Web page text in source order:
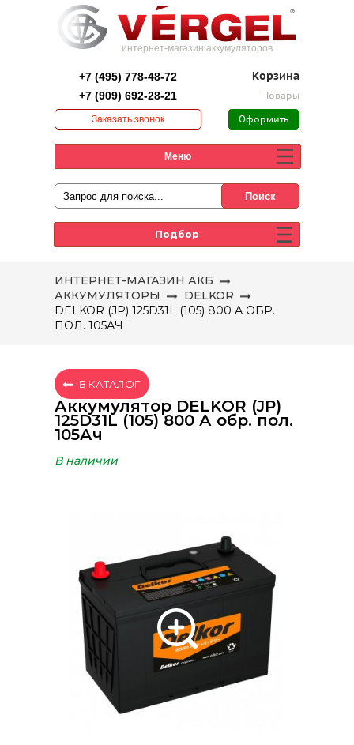
интернет-магазин аккумуляторов
+7 (495) 778-48-72
+7 (909) 692-28-21
Заказать звонок
Корзина
Товары
Оформить
Меню
Подбор
ИНТЕРНЕТ-МАГАЗИН АКБ
АККУМУЛЯТОРЫ
DELKOR
DELKOR (JP) 125D31L (105) 800 А ОБР.
ПОЛ. 105АЧ
В КАТАЛОГ
Аккумулятор DELKOR (JP)
125D31L (105) 800 А обр. пол.
105Ач
В наличии